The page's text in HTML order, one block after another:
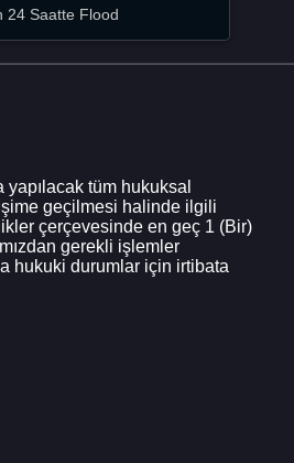
24 Saatte Flood
yapılacak tüm hukuksal
geçilmesi halinde ilgili
çerçevesinde en geç 1 (Bir)
gerekli işlemler
hukuki durumlar için irtibata